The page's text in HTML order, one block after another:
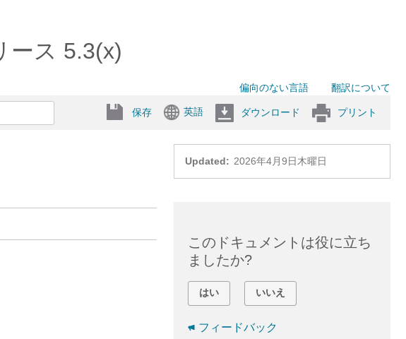
ース 5.3(x)
偏向のない言語 翻訳について
保存 英語 ダウンロード プリント
Updated: 2026年4月9日木曜日
このドキュメントは役に立ち
ましたか?
はい いいえ
フィードバック